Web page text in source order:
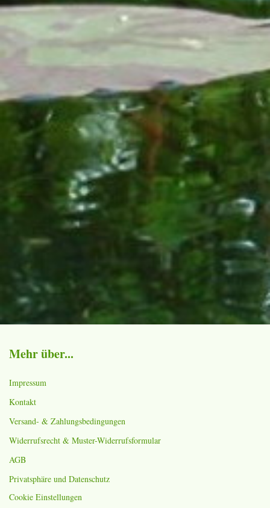
Mehr über...
Impressum
Kontakt
Versand- & Zahlungsbedingungen
Widerrufsrecht & Muster-Widerrufsformular
AGB
Privatsphäre und Datenschutz
Cookie Einstellungen